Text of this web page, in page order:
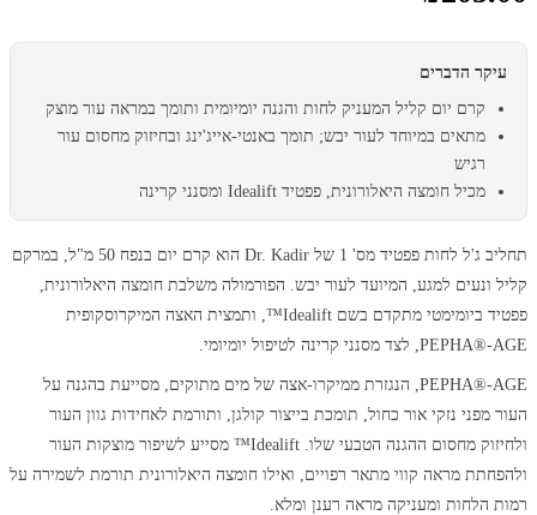
עיקר הדברים
קרם יום קליל המעניק לחות והגנה יומיומית ותומך במראה עור מוצק
מתאים במיוחד לעור יבש; תומך באנטי-אייג'ינג ובחיזוק מחסום עור
רגיש
מכיל חומצה היאלורונית, פפטיד Idealift ומסנני קרינה
תחליב ג'ל לחות פפטיד מס' 1 של Dr. Kadir הוא קרם יום בנפח 50 מ"ל, במרקם
קליל ונעים למגע, המיועד לעור יבש. הפורמולה משלבת חומצה היאלורונית,
פפטיד ביומימטי מתקדם בשם Idealift™, ותמצית האצה המיקרוסקופית
PEPHA®-AGE, לצד מסנני קרינה לטיפול יומיומי.
PEPHA®-AGE, הנגזרת ממיקרו-אצה של מים מתוקים, מסייעת בהגנה על
העור מפני נזקי אור כחול, תומכת בייצור קולגן, ותורמת לאחידות גוון העור
ולחיזוק מחסום ההגנה הטבעי שלו. Idealift™ מסייע לשיפור מוצקות העור
ולהפחתת מראה קווי מתאר רפויים, ואילו חומצה היאלורונית תורמת לשמירה על
רמות הלחות ומעניקה מראה רענן ומלא.